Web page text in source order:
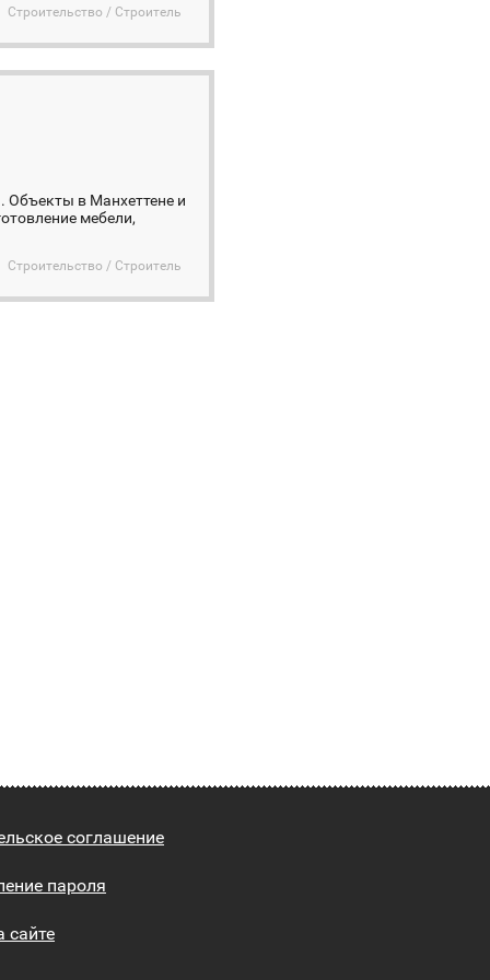
Строительство / Строитель
Объекты в Манхеттене и
мебели,
Строительство / Строитель
соглашение
пароля
сайте